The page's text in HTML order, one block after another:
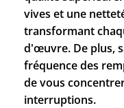
vives et une
transformant
d'œuvre. De plus,
fréquence des
de vous
interruptions.